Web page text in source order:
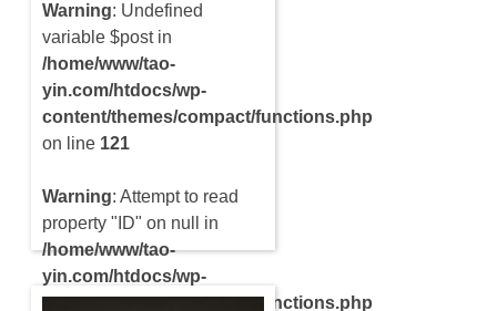
Warning: Undefined
variable $post in
/home/www/tao-
yin.com/htdocs/wp-
content/themes/compact/functions.php
on line 121
Warning: Attempt to read
property "ID" on null in
/home/www/tao-
yin.com/htdocs/wp-
content/themes/compact/functions.php